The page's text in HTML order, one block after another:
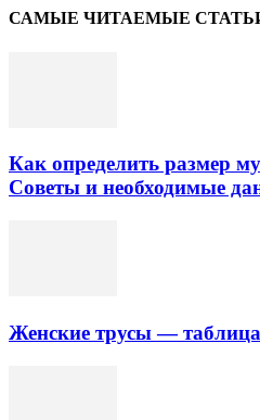
САМЫЕ ЧИТАЕМЫЕ
Как определить размер
Советы и необходимые
Женские трусы —